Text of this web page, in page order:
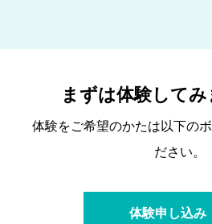
まずは体験してみ
体験をご希望のかたは以下の
ださい。
体験申し込み